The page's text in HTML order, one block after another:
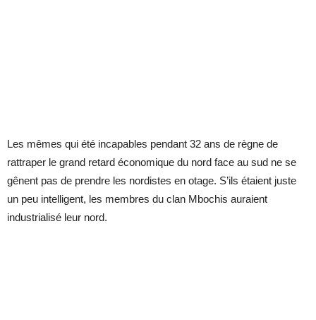
Les mêmes qui été incapables pendant 32 ans de règne de
rattraper le grand retard économique du nord face au sud ne se
gênent pas de prendre les nordistes en otage. S’ils étaient juste
un peu intelligent, les membres du clan Mbochis auraient
industrialisé leur nord.